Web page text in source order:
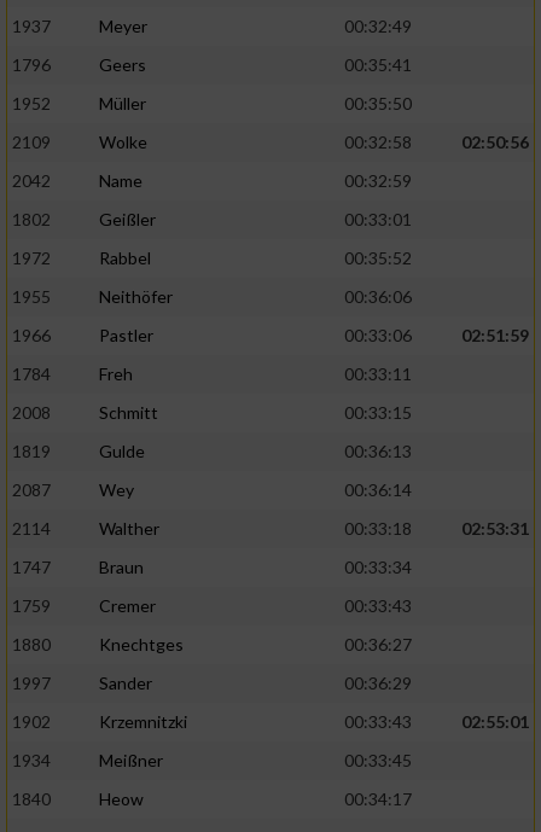
1937
Meyer
00:32:49
1796
Geers
00:35:41
1952
Müller
00:35:50
2109
Wolke 00:32:58
02:50:56
2042
Name
00:32:59
1802
Geißler
00:33:01
1972
Rabbel
00:35:52
1955
Neithöfer
00:36:06
1966
Pastler 00:33:06
02:51:59
1784
Freh
00:33:11
2008
Schmitt
00:33:15
1819
Gulde
00:36:13
2087
Wey
00:36:14
2114
Walther 00:33:18
02:53:31
1747
Braun
00:33:34
1759
Cremer
00:33:43
1880
Knechtges
00:36:27
1997
Sander
00:36:29
1902
Krzemnitzki 00:33:43
02:55:01
1934
Meißner
00:33:45
1840
Heow
00:34:17